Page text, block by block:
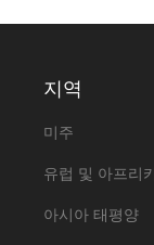
지역
미주
유럽 및 아프리
아시아 태평양